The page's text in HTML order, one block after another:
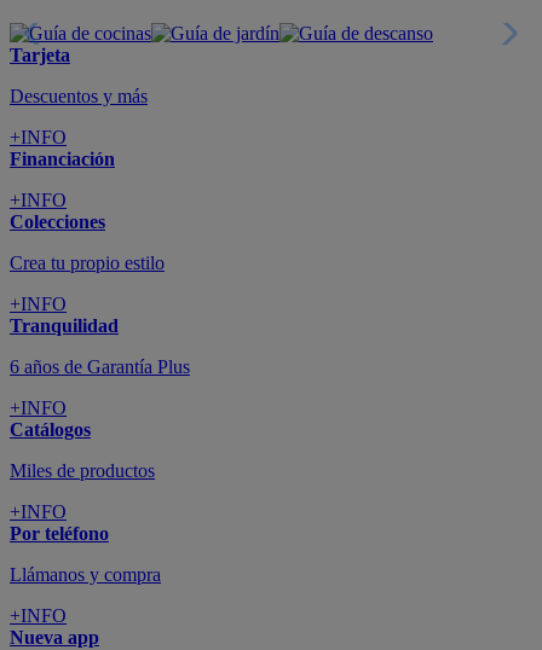
Tarjeta
Descuentos y más
+INFO
Financiación
+INFO
Colecciones
Crea tu propio estilo
+INFO
Tranquilidad
6 años de Garantía Plus
+INFO
Catálogos
Miles de productos
+INFO
Por teléfono
Llámanos y compra
+INFO
Nueva app